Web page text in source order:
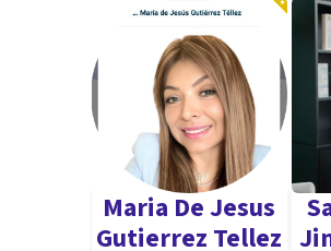
conciliador, motivador,
Maria De Jesus
Gutierrez Tellez